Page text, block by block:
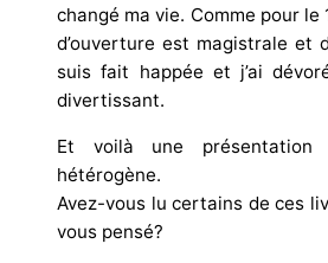
changé ma vie. Comme pour le
d’ouverture est magistrale et
suis fait happée et j’ai
divertissant.
Et voilà une
hétérogène.
Avez-vous lu certains de ces
vous pensé?